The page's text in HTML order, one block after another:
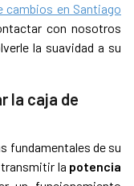
cambios en Santiago
con nosotros
la suavidad a su
la caja de
fundamentales de su
transmitir la potencia